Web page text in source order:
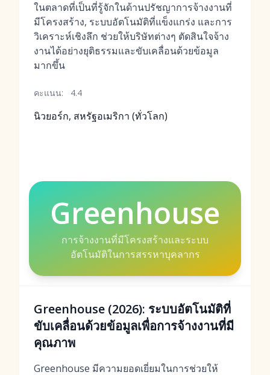
ในตลาดที่เป็นที่รู้จักในด้านปรัชญาการจ้างงานที่
มีโครงสร้าง, ระบบอัตโนมัติที่แข็งแกร่ง และการ
วิเคราะห์เชิงลึก ช่วยให้บริษัทต่างๆ ตัดสินใจจ้าง
งานได้อย่างยุติธรรมและขับเคลื่อนด้วยข้อมูล
มากขึ้น
คะแนน: 4.4
นิวยอร์ก, สหรัฐอเมริกา (ทั่วโลก)
Greenhouse
การจ้างงานที่มีโครงสร้างและระบบ
อัตโนมัติในการสรรหาบุคลากร
Greenhouse (2026): ระบบอัตโนมัติที่
ขับเคลื่อนด้วยข้อมูลเพื่อการจ้างงานที่มี
คุณภาพ
Greenhouse มีความยอดเยี่ยมในการช่วยให้